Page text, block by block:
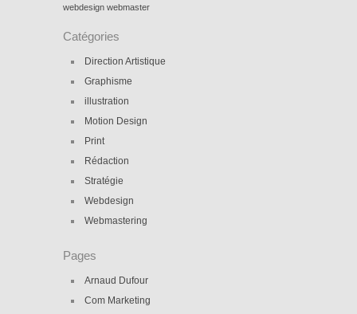
webdesign webmaster
Catégories
Direction Artistique
Graphisme
illustration
Motion Design
Print
Rédaction
Stratégie
Webdesign
Webmastering
Pages
Arnaud Dufour
Com Marketing